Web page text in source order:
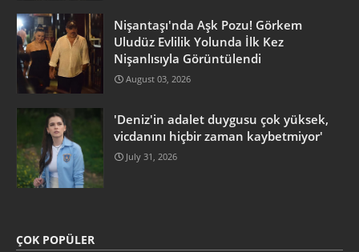
Nişantaşı'nda Aşk Pozu! Görkem
Uludüz Evlilik Yolunda İlk Kez
Nişanlısıyla Görüntülendi
August 03, 2026
'Deniz'in adalet duygusu çok yüksek,
vicdanını hiçbir zaman kaybetmiyor'
July 31, 2026
ÇOK POPÜLER